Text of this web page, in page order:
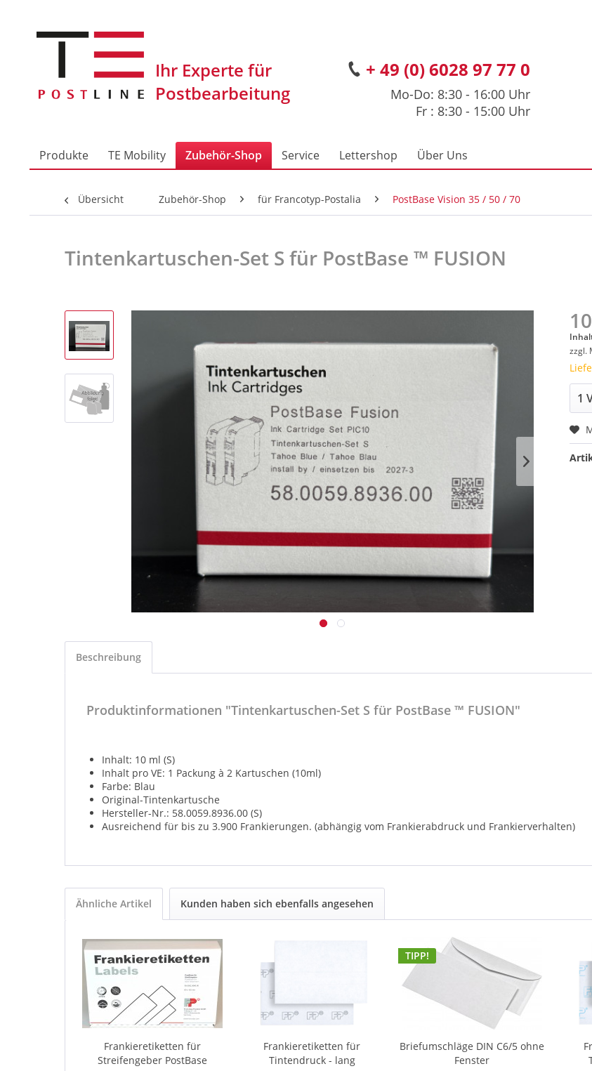
+ 49 (0) 6028 97 77 0
Mo-Do: 8:30 - 16:00 Uhr
Fr : 8:30 - 15:00 Uhr
Produkte TE Mobility Zubehör-Shop Service Lettershop Über Uns
Übersicht Zubehör-Shop für Francotyp-Postalia PostBase Vision 35 / 50 / 70
Tintenkartuschen-Set S für PostBase ™ FUSION
zzgl.
Beschreibung
Produktinformationen "Tintenkartuschen-Set S für PostBase ™ FUSION"
Inhalt: 10 ml (S)
Inhalt pro VE: 1 Packung à 2 Kartuschen (10ml)
Farbe: Blau
Original-Tintenkartusche
Hersteller-Nr.: 58.0059.8936.00 (S)
Ausreichend für bis zu 3.900 Frankierungen. (abhängig vom Frankierabdruck und Frankierverhalten)
Ähnliche Artikel Kunden haben sich ebenfalls angesehen
Frankieretiketten für
Streifengeber PostBase
Frankieretiketten für
Tintendruck - lang
TIPP!
Briefumschläge DIN C6/5 ohne
Fenster